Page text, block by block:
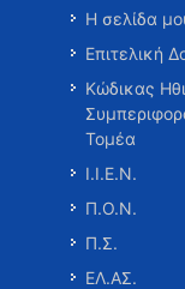
Η σελίδα
Επιτελική
Κώδικας
Τομέα
Ι.Ι.Ε.Ν.
Π.Ο.Ν.
Π.Σ.
ΕΛ.ΑΣ.